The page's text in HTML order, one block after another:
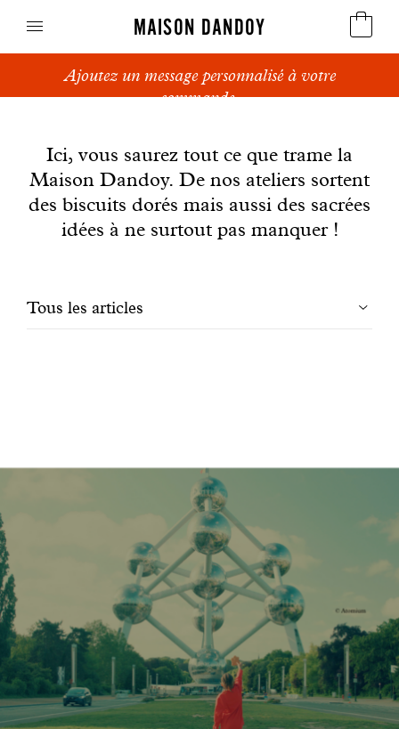
MAISON DANDOY
Speculoos
Pains sucrés
Gâteaux
Manifesto
Dandoy Family
Boutiques
Mon compte
E-Shop
Ajoutez un message personnalisé à votre
commande.
Ici, vous saurez tout ce que trame la
Maison Dandoy. De nos ateliers sortent
des biscuits dorés mais aussi des sacrées
idées à ne surtout pas manquer !
Filtrer
Tous les articles